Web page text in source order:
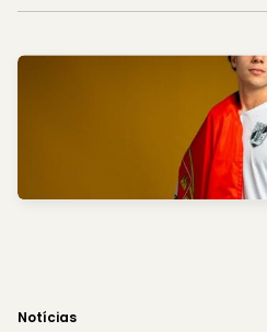
Notícias